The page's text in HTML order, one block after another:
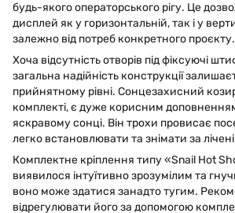
будь-якого операторського рігу. Це
дисплей як у горизонтальній, так і у
залежно від потреб конкретного проєкту.
Хоча відсутність отворів під фіксуючі
загальна надійність конструкції
прийнятному рівні. Сонцезахисний
комплекті, є дуже корисним
яскравому сонці. Він трохи провисає
легко встановлювати та знімати за
Комплектне кріплення типу «Snail Hot
виявилося інтуїтивно зрозумілим та
воно може здатися занадто тугим.
відрегулювати його за допомогою